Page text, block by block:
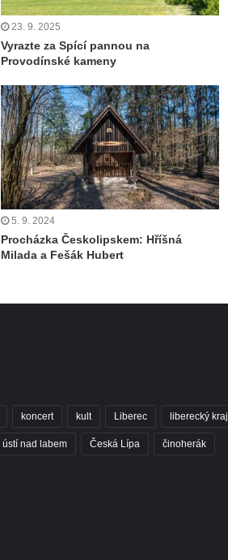
23. 9. 2025
Vyrazte za Spící pannou na
Provodínské kameny
5. 9. 2024
Procházka Českolipskem: Hříšná
Milada a Fešák Hubert
koncert kult Liberec liberecký kraj
ústí nad labem Česká Lípa činoherák